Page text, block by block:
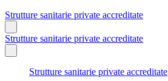
Strutture sanitarie private accreditate
Strutture sanitarie private accreditate
Strutture sanitarie private accreditate